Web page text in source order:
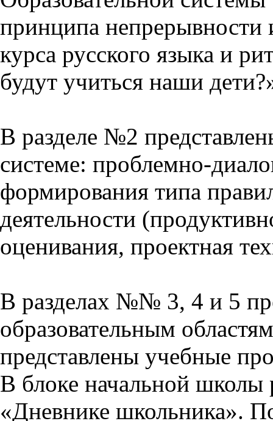
принципа непрерывности
курса русского языка и
будут учиться наши
В разделе №2
системе: проблемно-
формирования типа
деятельности
оценивания, проектная
В разделах №№ 3, 4 и 5
образовательным
представлены учебные
В блоке начальной школы
«Дневнике школьника».